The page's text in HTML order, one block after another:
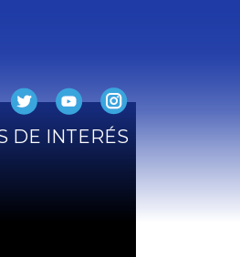
DE INTERÉS